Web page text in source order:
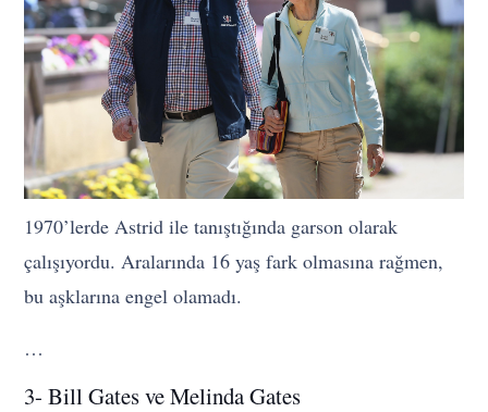
1970’lerde Astrid ile tanıştığında garson olarak
çalışıyordu. Aralarında 16 yaş fark olmasına rağmen,
bu aşklarına engel olamadı.
…
3- Bill Gates ve Melinda Gates